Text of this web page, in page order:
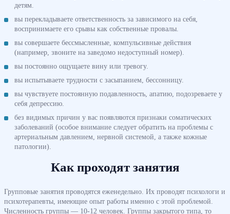
детям.
вы перекладываете ответственность за зависимого на себя,
воспринимаете его срывы как собственные провалы.
вы совершаете бессмысленные, компульсивные действия
(например, звоните на заведомо недоступный номер).
вы постоянно ощущаете вину или тревогу.
вы испытываете трудности с засыпанием, бессонницу.
вы чувствуете постоянную подавленность, апатию, подозреваете у
себя депрессию.
без видимых причин у вас появляются признаки соматических
заболеваний (особое внимание следует обратить на проблемы с
артериальным давлением, нервной системой, а также кожные
патологии).
Как проходят занятия
Групповые занятия проводятся еженедельно. Их проводят психологи и
психотерапевты, имеющие опыт работы именно с этой проблемой.
Численность группы — 10-12 человек. Группы закрытого типа, то